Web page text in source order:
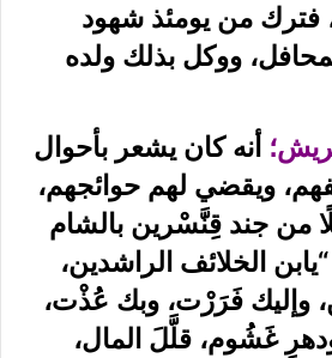
فترك من يومئذ شهود
ووكل بذلك ولده
أنه كان يشعر بأحوال
ويقضي لهم حوائجهم،
من جند قِنَّسْرين بالشام
الخلائف الراشدين،
وإليك فَرَرْت، وبك عُذْت،
غَشُوم، قلَّلَ المال،